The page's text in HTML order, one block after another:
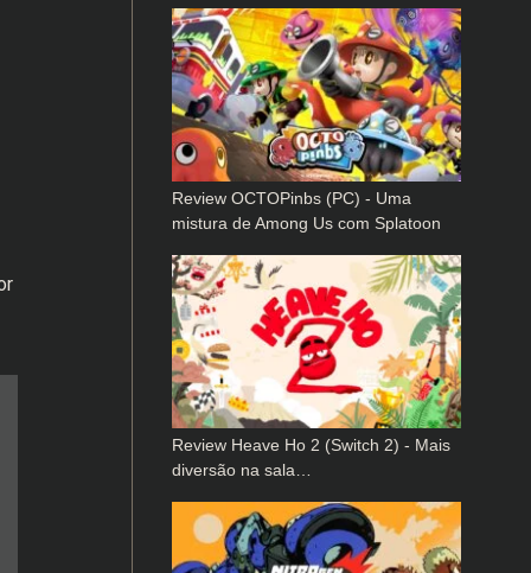
Review OCTOPinbs (PC) - Uma
mistura de Among Us com Splatoon
Review Heave Ho 2 (Switch 2) - Mais
diversão na sala…